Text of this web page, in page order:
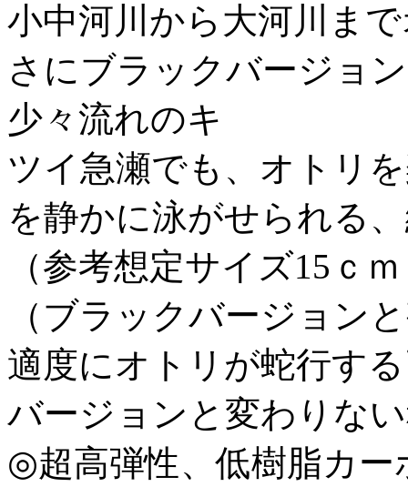
小中河川から大河川ま
さにブラックバージョ
少々流れのキ
ツイ急瀬でも、オトリ
を静かに泳がせられる
（参考想定サイズ15ｃ
（ブラックバージョン
適度にオトリが蛇行す
バージョンと変わりな
◎超高弾性、低樹脂カー